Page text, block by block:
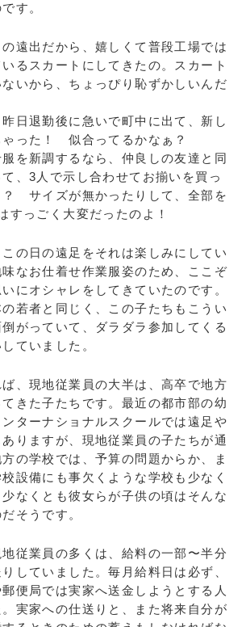
す。
遠出だから、嬉しくて普段工場では
るスカートにしてきたの。スカート
いから、ちょっぴり恥ずかしいんだ
日退勤後に急いで町中に出て、新し
ゃった！ 似合ってるかなぁ？
を新調するなら、仲良しの友達と同
、3人で示し合わせてお揃いを買っ
？ サイズが無かったりして、全部を
すっごく大変だったのよ！
の日の遠足をそれは楽しみにしてい
なお仕着せ作業服姿のため、ここぞ
にオシャレをしてきていたのです。
若者と同じく、この子たちもこうい
がっていて、ダラダラ参加してくる
ていました。
、現地従業員の大半は、高卒で地方
きた子たちです。最近の都市部の幼
ターナショナルスクールでは遠足や
りますが、現地従業員の子たちが通
の学校では、予算の問題からか、ま
設備にも事欠くような学校も少なく
なくとも彼女らが子供の頃はそんな
そうです。
従業員の多くは、給料の一部〜半分
していました。毎月給料日は必ず、
便局では実家へ送金しようとする人
実家への仕送りと、また将来自分が